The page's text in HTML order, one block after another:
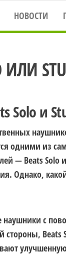
НОВОСТИ
ИЛИ
Solo и
одними из
— Beats Solo
Однако,
наушники с
Beats